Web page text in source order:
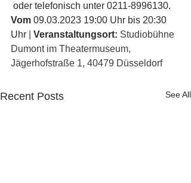
oder telefonisch unter 0211-8996130.
Vom 09.03.2023 19:00 Uhr bis 20:30
Uhr
Veranstaltungsort: Studiobühne
Dumont im Theatermuseum,
Jägerhofstraße 1, 40479 Düsseldorf
Recent Posts See All